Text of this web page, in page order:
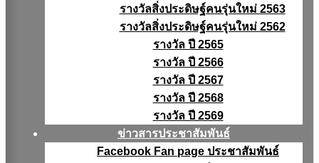
รางวัลสิ่งประดิษฐ์คนรุ่นใหม่ 2563
รางวัลสิ่งประดิษฐ์คนรุ่นใหม่ 2562
รางวัล ปี 2565
รางวัล ปี 2566
รางวัล ปี 2567
รางวัล ปี 2568
รางวัล ปี 2569
ข่าวสารประชาสัมพันธ์
Facebook Fan page ประชาสัมพันธ์